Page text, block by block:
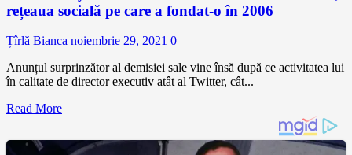
rețeaua socială pe care a fondat-o în 2006
Țîrlă Bianca noiembrie 29, 2021 0
Anunțul surprinzător al demisiei sale vine însă după ce activitatea lui
în calitate de director executiv atât al Twitter, cât...
Read More